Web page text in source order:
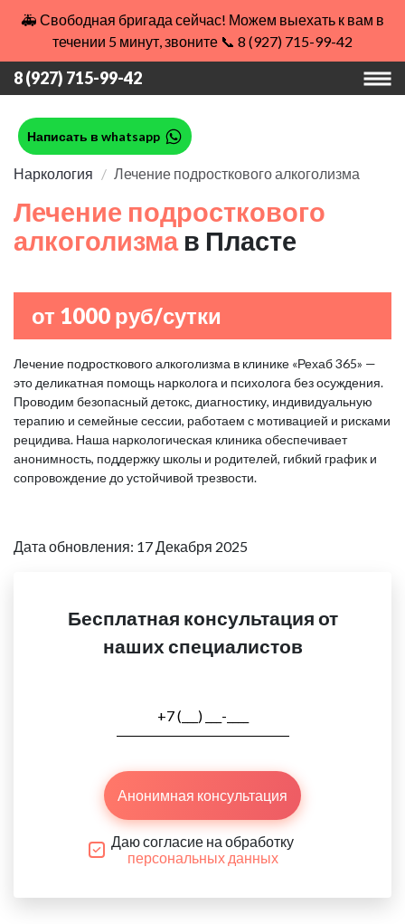
🚑 Свободная бригада сейчас! Можем выехать к вам в
течении 5 минут, звоните 📞 8 (927) 715-99-42
8 (927) 715-99-42
Написать в whatsapp
Наркология Лечение подросткового алкоголизма
Лечение подросткового
алкоголизма в Пласте
от 1000 руб/сутки
Лечение подросткового алкоголизма в клинике «Рехаб 365» —
это деликатная помощь нарколога и психолога без осуждения.
Проводим безопасный детокс, диагностику, индивидуальную
терапию и семейные сессии, работаем с мотивацией и рисками
рецидива. Наша наркологическая клиника обеспечивает
анонимность, поддержку школы и родителей, гибкий график и
сопровождение до устойчивой трезвости.
Дата обновления: 17 Декабря 2025
Бесплатная консультация от
наших специалистов
Анонимная консультация
Даю согласие на обработку
персональных данных